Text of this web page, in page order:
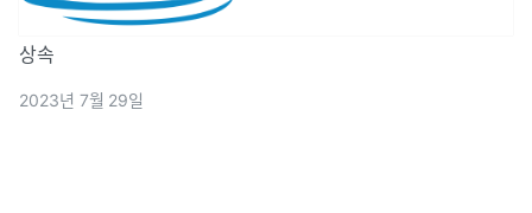
상속
2023년 7월 29일